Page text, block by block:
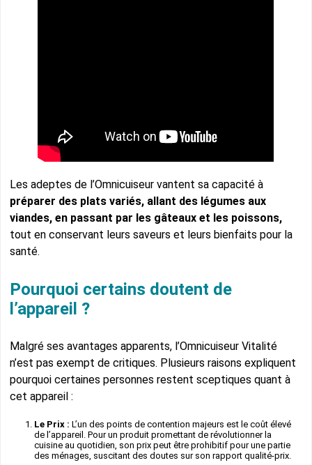
Les adeptes de l’Omnicuiseur vantent sa capacité à
préparer des plats variés, allant des légumes aux
viandes, en passant par les gâteaux et les poissons,
tout en conservant leurs saveurs et leurs bienfaits pour la
santé.
Pourquoi certains doutent de
l’appareil ?
Malgré ses avantages apparents, l’Omnicuiseur Vitalité
n’est pas exempt de critiques. Plusieurs raisons expliquent
pourquoi certaines personnes restent sceptiques quant à
cet appareil :
Le Prix : L’un des points de contention majeurs est le coût élevé
de l’appareil. Pour un produit promettant de révolutionner la
cuisine au quotidien, son prix peut être prohibitif pour une partie
des ménages, suscitant des doutes sur son rapport qualité-prix.